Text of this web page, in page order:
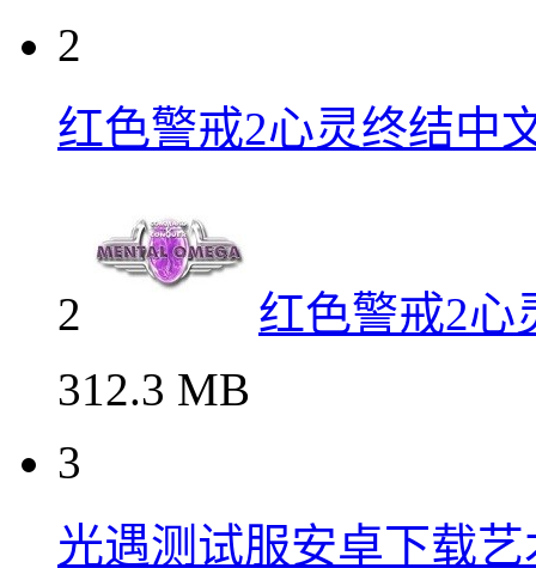
2
红色警戒2心灵终结中
2
红色警戒2心
312.3 MB
3
光遇测试服安卓下载